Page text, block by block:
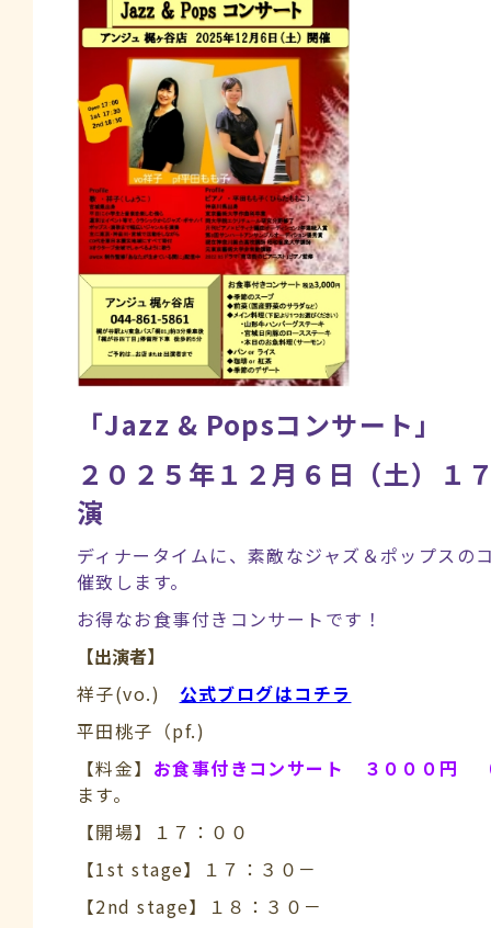
「Jazz & Popsコンサート」
２０２５年１２月６日（土）１
演
ディナータイムに、素敵なジャズ＆ポップスの
催致します。
お得なお食事付きコンサートです！
【出演者】
祥子(vo.) 公式ブログはコチラ
平田桃子（pf.)
【料金】 お食事付きコンサート ３０００円
ます。
【開場】１７：００
【1st stage】１７：３０－
【2nd stage】１８：３０－